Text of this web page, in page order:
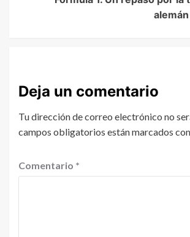
Deja un comentario
Tu dirección de correo electrónico no
campos obligatorios están marcados con
Comentario *